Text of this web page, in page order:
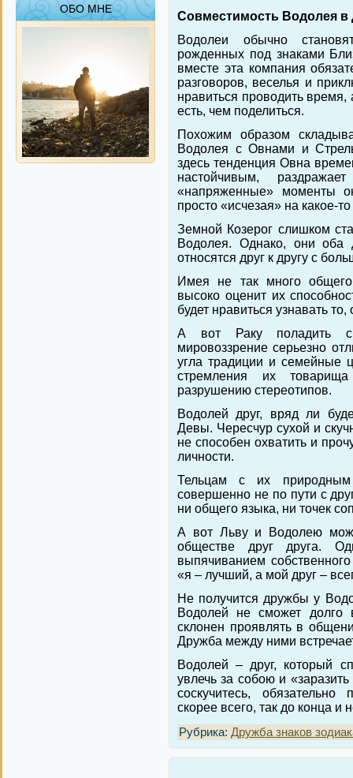
ОБО МНЕ
Совместимость Водолея в
Водолеи обычно
рожденных под знаками
вместе эта компания
разговоров, веселья и
нравиться проводить время,
есть, чем поделиться.
Похожим образом
Водолея с Овнами и
здесь тенденция Овна
настойчивым,
«напряженные» моменты
просто «исчезая» на какое-
Земной Козерог слишком
Водолея. Однако, они оба
относятся друг к другу с
Имея не так много
высоко оценит их
будет нравиться узнавать
А вот Раку поладить
мировоззрение серьезно
угла традиции и семейные
стремления их
разрушению стереотипов.
Водолей друг, вряд ли
Девы. Чересчур сухой и
не способен охватить и
личности.
Тельцам с их природным
совершенно не по пути с
ни общего языка, ни точек
А вот Льву и Водолею
обществе друг друга.
выпячиванием
«я – лучший, а мой друг –
Не получится дружбы у
Водолей не сможет долго
склонен проявлять в
Дружба между ними
Водолей – друг, который
увлечь за собою и
соскучитесь,
скорее всего, так до конца и
Рубрика: Дружба знаков